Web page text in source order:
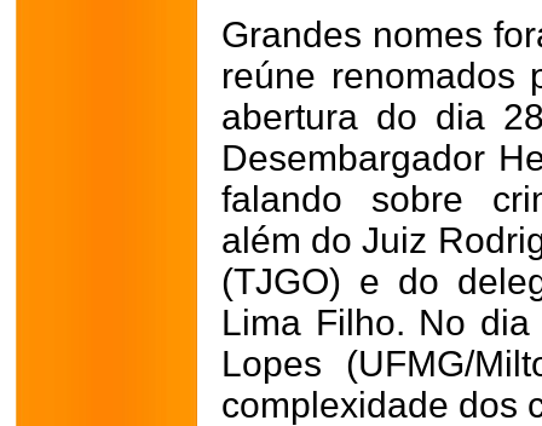
Grandes nomes
reúne renomados
abertura do dia
Desembargador
falando sobre
além do Juiz
(TJGO) e do
Lima Filho. No
Lopes (UFMG/
complexidade dos